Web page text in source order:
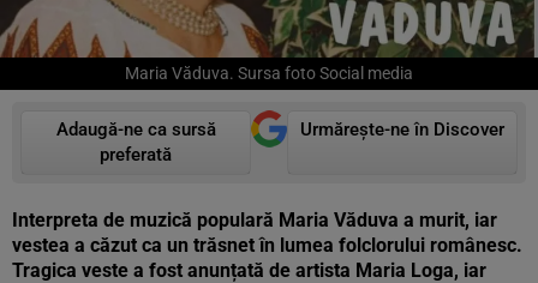
Maria Văduva. Sursa foto Social media
Adaugă-ne ca sursă
preferată
Urmărește-ne în Discover
Interpreta de muzică populară Maria Văduva a murit, iar
vestea a căzut ca un trăsnet în lumea folclorului românesc.
Tragica veste a fost anunțată de artista Maria Loga, iar